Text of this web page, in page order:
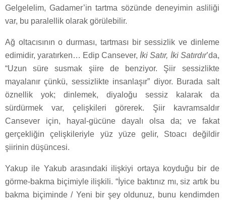
Gelgelelim, Gadamer’in tartma sözünde deneyimin asliliği
var, bu paralellik olarak görülebilir.
Ağ oltacısının o durması, tartması bir sessizlik ve dinleme
edimidir, yaratırken… Edip Cansever, İki Satır, İki Satırdır’da,
“Uzun süre susmak şiire de benziyor. Şiir sessizlikte
mayalanır çünkü, sessizlikte insanlaşır” diyor. Burada salt
öznellik yok; dinlemek, diyaloğu sessiz kalarak da
sürdürmek var, çelişkileri görerek. Şiir kavramsaldır
Cansever için, hayal-gücüne dayalı olsa da; ve fakat
gerçekliğin çelişkileriyle yüz yüze gelir, Stoacı değildir
şiirinin düşüncesi.
Yakup ile Yakub arasındaki ilişkiyi ortaya koyduğu bir de
görme-bakma biçimiyle ilişkili. “İyice baktınız mı, siz artık bu
bakma biçiminde / Yeni bir şey oldunuz, bunu kendimden